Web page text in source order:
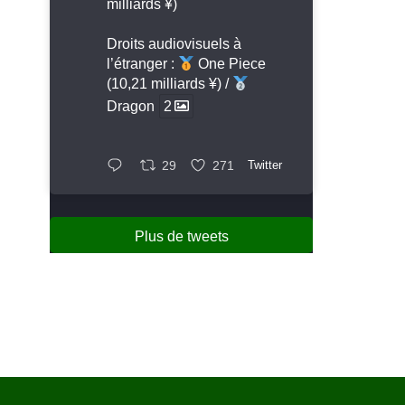
milliards ¥)
Droits audiovisuels à
l’étranger :
One Piece
(10,21 milliards ¥) /
Dragon
2
29 271 Twitter
Plus de tweets